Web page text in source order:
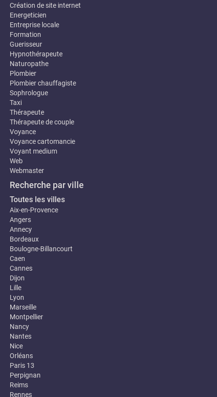
Création de site internet
Energeticien
Entreprise locale
Formation
Guerisseur
Hypnothérapeute
Naturopathe
Plombier
Plombier chauffagiste
Sophrologue
Taxi
Thérapeute
Thérapeute de couple
Voyance
Voyance cartomancie
Voyant medium
Web
Webmaster
Recherche par ville
Toutes les villes
Aix-en-Provence
Angers
Annecy
Bordeaux
Boulogne-Billancourt
Caen
Cannes
Dijon
Lille
Lyon
Marseille
Montpellier
Nancy
Nantes
Nice
Orléans
Paris 13
Perpignan
Reims
Rennes